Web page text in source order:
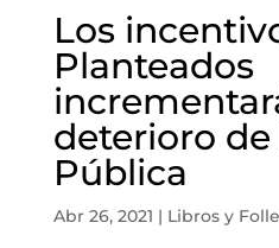
Los
Planteados
deterioro de
Pública
Abr 26, 2021 | Libros y